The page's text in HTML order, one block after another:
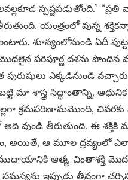
స్పష్టపడుతోంది.”
యంత్రంలో వున్న
శూన్యంలోనుండి ఏదీ
మొదలైన పరిపూర్ణ దశను
ఎక్కడినుండి
మా శాస్త్ర సిద్ధాంతాన్ని, ఆధునిక
క్రమపరిణామమొంది, చివరకు
అది వుండి తీరుతుంది. ఈ
అయితే, ఆ మూల ద్రవ్యంలో
ఆత్మ, చింతాశక్తి
ఇప్పుడు తీవ్రంగా